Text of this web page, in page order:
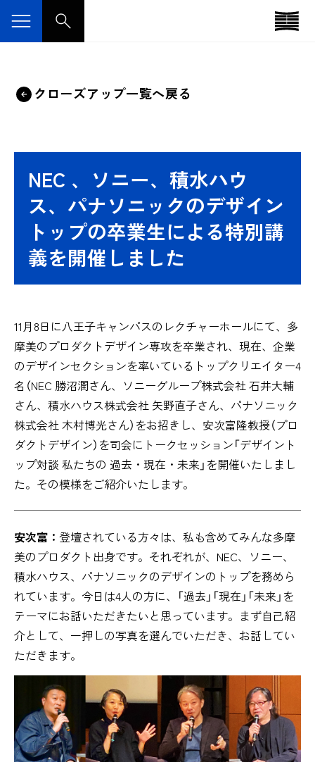
クローズアップ一覧へ戻る
NEC 、ソニー、積水ハウ
ス、パナソニックのデザイン
トップの卒業生による特別講
義を開催しました
11月8日に八王子キャンパスのレクチャーホールにて、多
摩美のプロダクトデザイン専攻を卒業され、現在、企業
のデザインセクションを率いているトップクリエイター4
名（NEC 勝沼潤さん、ソニーグループ株式会社 石井大輔
さん、積水ハウス株式会社 矢野直子さん、パナソニック
株式会社 木村博光さん）をお招きし、安次富隆教授（プロ
ダクトデザイン）を司会にトークセッション「デザイント
ップ対談 私たちの 過去・現在・未来」を開催いたしまし
た。その模様をご紹介いたします。
安次富： 登壇されている方々は、私も含めてみんな多摩
美のプロダクト出身です。それぞれが、NEC、ソニー、
積水ハウス、パナソニックのデザインのトップを務めら
れています。今日は4人の方に、「過去」「現在」「未来」を
テーマにお話いただきたいと思っています。まず自己紹
介として、一押しの写真を選んでいただき、お話してい
ただきます。